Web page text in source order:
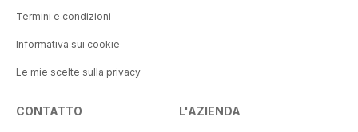
Termini e condizioni
Informativa sui cookie
Le mie scelte sulla privacy
CONTATTO L'AZIENDA